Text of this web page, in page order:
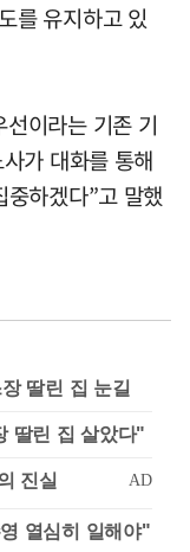
를 유지하고 있
이라는 기존 기
가 대화를 통해
하겠다”고 말했
딸린 집 눈길
딸린 집 살았다"
열심히 일해야"